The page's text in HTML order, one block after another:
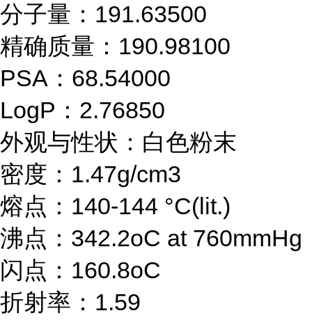
分子量：191.63500
精确质量：190.98100
PSA：68.54000
LogP：2.76850
外观与性状：白色粉末
密度：1.47g/cm3
熔点：140-144 °C(lit.)
沸点：342.2oC at 760mmHg
闪点：160.8oC
折射率：1.59